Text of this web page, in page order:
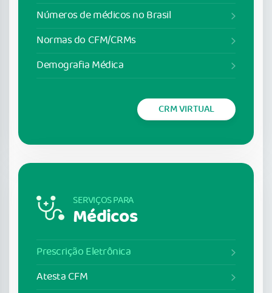
Números de médicos no Brasil
Normas do CFM/CRMs
Demografia Médica
CRM VIRTUAL
SERVIÇOS PARA
Médicos
Prescrição Eletrônica
Atesta CFM